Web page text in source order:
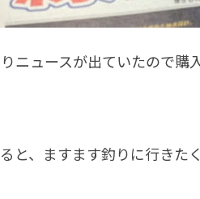
ニュースが出ていたので購
と、ますます釣りに行き